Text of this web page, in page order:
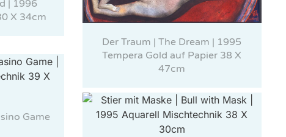
| 1996
X 34cm
Der Traum | The Dream | 1995
Tempera Gold auf Papier 38 X
47cm
Game